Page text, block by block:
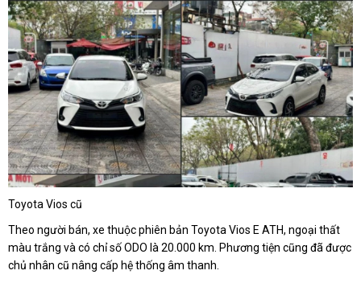
Toyota Vios cũ
Theo người bán, xe thuộc phiên bản Toyota Vios E ATH, ngoại thất
màu trắng và có chỉ số ODO là 20.000 km. Phương tiện cũng đã được
chủ nhân cũ nâng cấp hệ thống âm thanh.